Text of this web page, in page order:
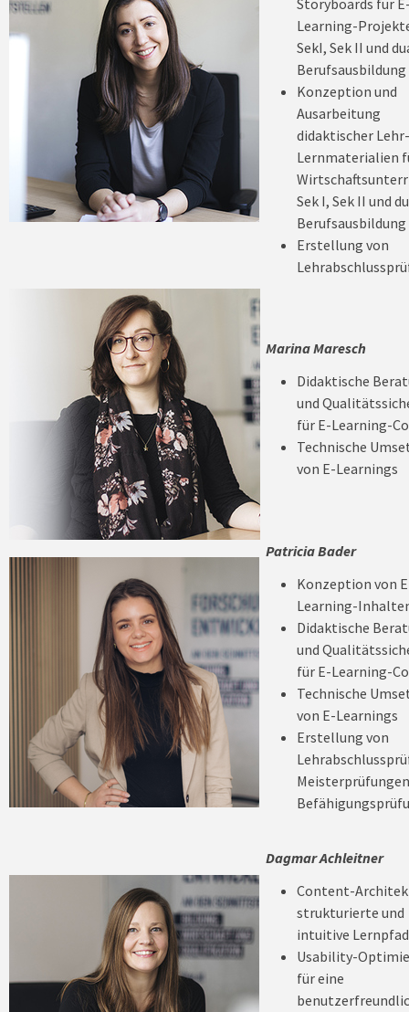
Storyboards für
Learning-
SekI, Sek II und
Berufsausbildung
Konzeption und
Ausarbeitung
didaktischer
Lernmaterialien
Sek I, Sek II und
Berufsausbildung
Erstellung von
Marina Maresch
Didaktische
und
für E-Learning-
Technische
von E-Learnings
Patricia Bader
Konzeption von
Learning-
Didaktische
und
für E-Learning-
Technische
von E-Learnings
Erstellung von
Dagmar Achleitner
Content-
strukturierte und
intuitive
Usability-
für eine